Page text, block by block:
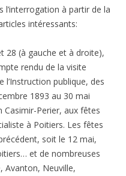
l’interrogation à partir de la
intéressants:
28 (à gauche et à droite),
rendu de la visite
l’Instruction publique, des
1893 au 30 mai
Casimir-Perier, aux fêtes
à Poitiers. Les fêtes
soit le 12 mai,
et de nombreuses
Avanton, Neuville,